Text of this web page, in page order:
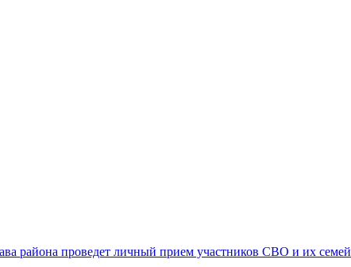
района проведет личный прием участников СВО и их семей